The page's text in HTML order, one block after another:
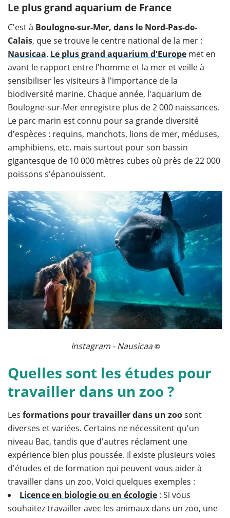
Le plus grand aquarium de France
C'est à Boulogne-sur-Mer, dans le Nord-Pas-de-
Calais, que se trouve le centre national de la mer :
Nausicaa. Le plus grand aquarium d'Europe met en
avant le rapport entre l'homme et la mer et veille à
sensibiliser les visiteurs à l'importance de la
biodiversité marine. Chaque année, l'aquarium de
Boulogne-sur-Mer enregistre plus de 2 000 naissances.
Le parc marin est connu pour sa grande diversité
d'espèces : requins, manchots, lions de mer, méduses,
amphibiens, etc. mais surtout pour son bassin
gigantesque de 10 000 mètres cubes où près de 22 000
poissons s'épanouissent.
Instagram - Nausicaa©
Quelles sont les études pour
travailler dans un zoo ?
Les formations pour travailler dans un zoosont
diverses et variées. Certains ne nécessitent qu'un
niveau Bac, tandis que d'autres réclament une
expérience bien plus poussée. Il existe plusieurs voies
d'études et de formation qui peuvent vous aider à
travailler dans un zoo. Voici quelques exemples :
Licence en biologie ou en écologie : Si vous
souhaitez travailler avec les animaux dans un zoo, une